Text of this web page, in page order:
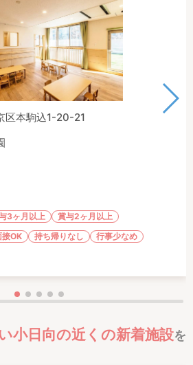
区本駒込1-20-21
3ヶ月以上
賞与2ヶ月以上
接OK 持ち帰りなし
行事少なめ
小日向の近くの新着施設を